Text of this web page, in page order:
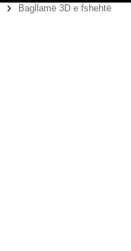
You are here:
Bagllamë 3D e fshehtë